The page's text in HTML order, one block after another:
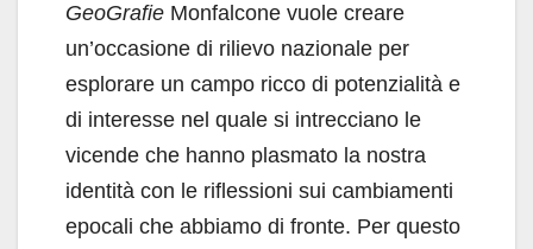
GeoGrafie Monfalcone vuole creare
un’occasione di rilievo nazionale per
esplorare un campo ricco di potenzialità e
di interesse nel quale si intrecciano le
vicende che hanno plasmato la nostra
identità con le riflessioni sui cambiamenti
epocali che abbiamo di fronte. Per questo